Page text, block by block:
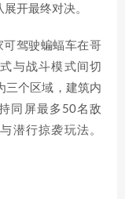
开最终对决。
驾驶蝙蝠车在哥
与战斗模式间切
三个区域，建筑内
同屏最多50名敌
潜行掠袭玩法。